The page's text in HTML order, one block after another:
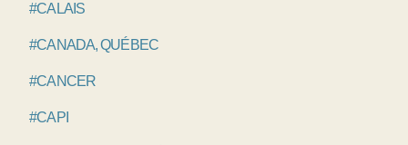
#CALAIS
#CANADA, QUÉBEC
#CANCER
#CAPI